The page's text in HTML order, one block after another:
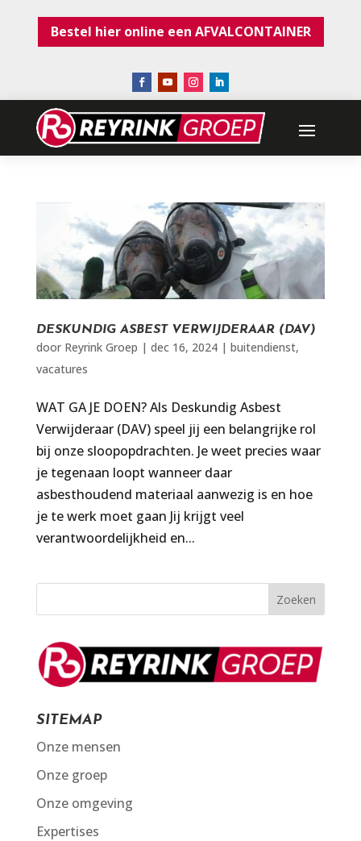
Bestel hier online een AFVALCONTAINER
DESKUNDIG ASBEST VERWIJDERAAR (DAV)
door Reyrink Groep | dec 16, 2024| buitendienst,
vacatures
WAT GA JE DOEN? Als Deskundig Asbest
Verwijderaar (DAV) speel jij een belangrijke rol
bij onze sloopopdrachten. Je weet precies waar
je tegenaan loopt wanneer daar
asbesthoudend materiaal aanwezig is en hoe
je te werk moet gaan Jij krijgt veel
verantwoordelijkheid en...
SITEMAP
Onze mensen
Onze groep
Onze omgeving
Expertises